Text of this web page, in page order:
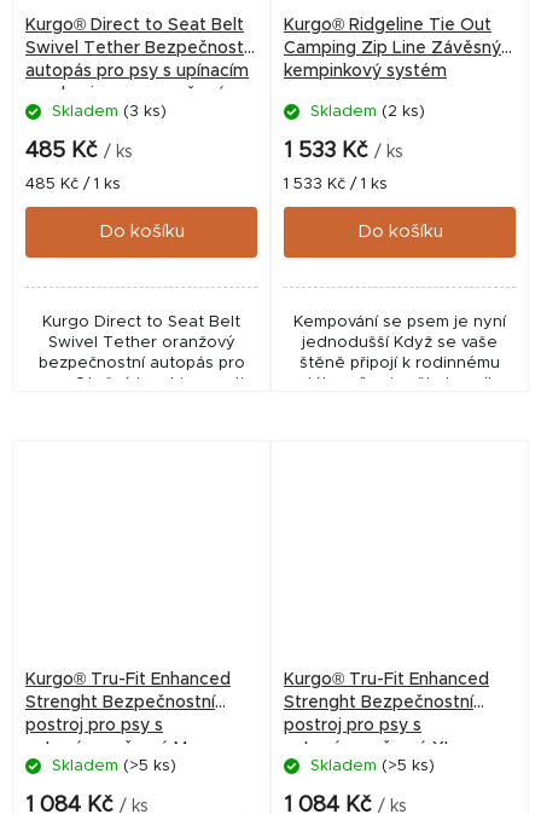
Kurgo® Direct to Seat Belt
Swivel Tether Bezpečnostní
autopás pro psy s upínacím
mechanismem oranžový
Skladem (3 ks)
485 Kč / ks
Měrná
cena:
485 Kč / 1 ks
Do košíku
Kurgo Direct to Seat Belt
Swivel Tether oranžový
bezpečnostní autopás pro
psy. Otočná karabina proti
Kurgo® Ridgeline Tie Out
Camping Zip Line Závěsný
kempinkový systém
Skladem (2 ks)
1 533 Kč / ks
Měrná
cena:
1 533 Kč / 1 ks
Do košíku
Kempování se psem je nyní
jednodušší Když se vaše
štěně připojí k rodinnému
táborníkovi, mělo by mít
Kurgo® Tru-Fit Enhanced
Strenght Bezpečnostní
postroj pro psy s
autopásem černý M
Skladem (>5 ks)
1 084 Kč / ks
Kurgo® Tru-Fit Enhanced
Strenght Bezpečnostní
postroj pro psy s
autopásem černý XL
Skladem (>5 ks)
1 084 Kč / ks